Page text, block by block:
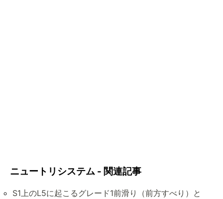
ニュートリシステム - 関連記事
S1上のL5に起こるグレード1前滑り（前方すべり）と